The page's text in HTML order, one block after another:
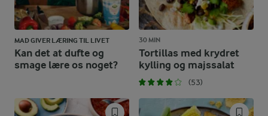
MAD GIVER LÆRING TIL LIVET
Kan det at dufte og
smage lære os noget?
30 MIN
Tortillas med krydret
kylling og majssalat
(53)